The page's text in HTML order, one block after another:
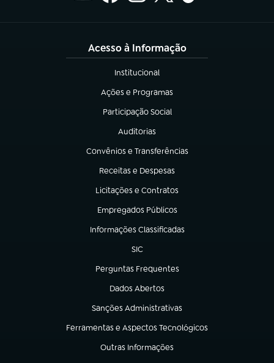
Acesso à Informação
Institucional
(abre em nova aba)
Ações e Programas
(abre em nova aba)
Participação Social
(abre em nova aba)
Auditorias
(abre em nova aba)
Convênios e Transferências
(abre em nova aba)
Receitas e Despesas
(abre em nova aba)
Licitações e Contratos
(abre em nova aba)
Empregados Públicos
(abre em nova aba)
Informações Classificadas
(abre em nova aba)
SIC
(abre em nova aba)
Perguntas Frequentes
(abre em nova aba)
Dados Abertos
(abre em nova aba)
Sanções Administrativas
(abre em nova aba)
Ferramentas e Aspectos Tecnológicos
(abre em nova aba)
Outras Informações
(abre em nova aba)